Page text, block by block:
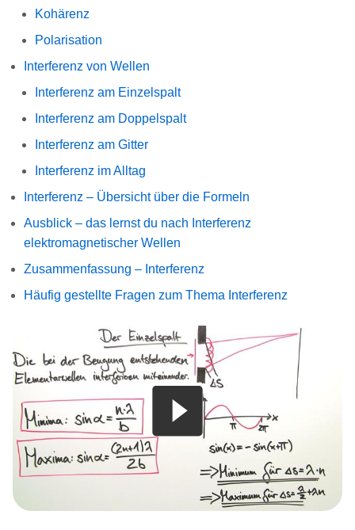
Kohärenz
Polarisation
Interferenz von Wellen
Interferenz am Einzelspalt
Interferenz am Doppelspalt
Interferenz am Gitter
Interferenz im Alltag
Interferenz – Übersicht über die Formeln
Ausblick – das lernst du nach Interferenz
elektromagnetischer Wellen
Zusammenfassung – Interferenz
Häufig gestellte Fragen zum Thema Interferenz